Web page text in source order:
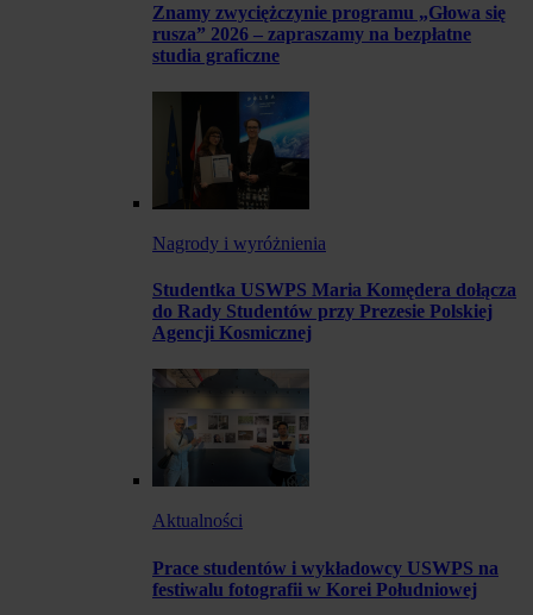
Znamy zwyciężczynie programu „Głowa się
rusza” 2026 – zapraszamy na bezpłatne
studia graficzne
Nagrody i wyróżnienia
Studentka USWPS Maria Komędera dołącza
do Rady Studentów przy Prezesie Polskiej
Agencji Kosmicznej
Aktualności
Prace studentów i wykładowcy USWPS na
festiwalu fotografii w Korei Południowej